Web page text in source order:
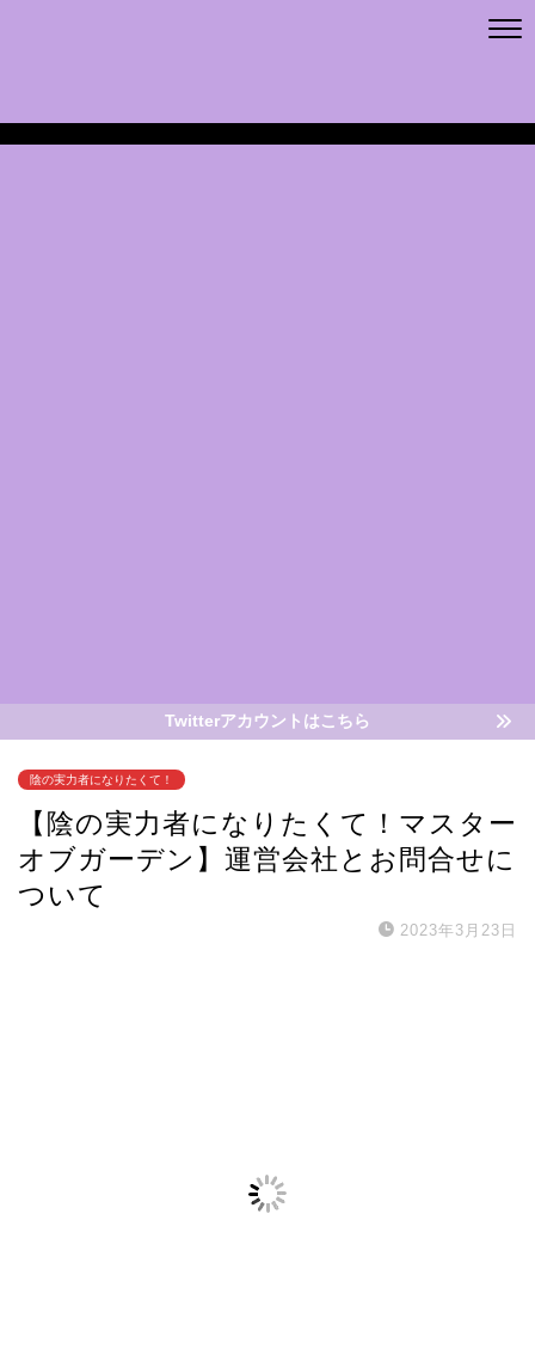
Twitterアカウントはこちら
陰の実力者になりたくて！
【陰の実力者になりたくて！マスター
オブガーデン】運営会社とお問合せに
ついて
2023年3月23日